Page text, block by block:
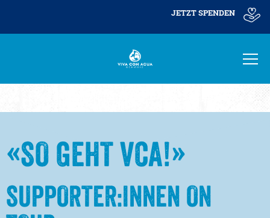
JETZT SPENDEN
«SO GEHT VCA!»
SUPPORTER:INNEN ON